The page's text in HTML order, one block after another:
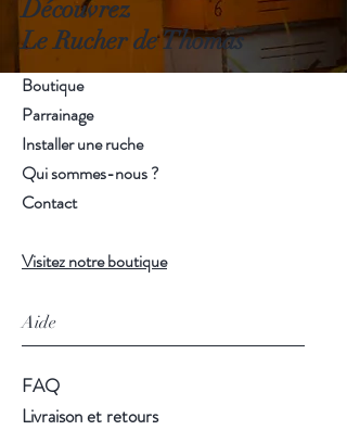
Découvrez
Le Rucher de Thomas
Boutique
Parrainage
Installer une ruche
Qui sommes-nous ?
Contact
Visitez notre boutique
Aide
FAQ
Livraison et retours